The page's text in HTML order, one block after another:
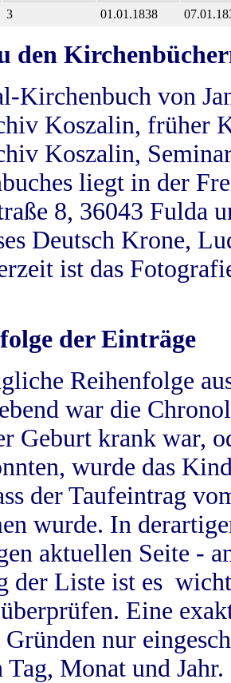
3 01.01.1838
den
Kirchenbuch von
Koszalin, früher
Koszalin,
liegt in der
8, 36043 Fulda
Deutsch Krone,
ist das
der Einträge
Reihenfolge
war die
Geburt krank war,
wurde das
der Taufeintrag
wurde. In
aktuellen Seite -
der Liste ist es
Eine
Gründen nur
Monat und Jahr.